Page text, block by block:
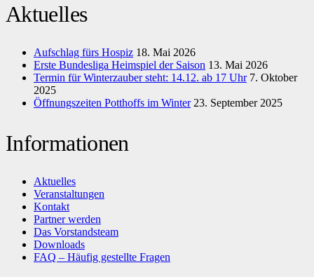
Aktuelles
Aufschlag fürs Hospiz 18. Mai 2026
Erste Bundesliga Heimspiel der Saison 13. Mai 2026
Termin für Winterzauber steht: 14.12. ab 17 Uhr 7. Oktober
2025
Öffnungszeiten Potthoffs im Winter 23. September 2025
Informationen
Aktuelles
Veranstaltungen
Kontakt
Partner werden
Das Vorstandsteam
Downloads
FAQ – Häufig gestellte Fragen